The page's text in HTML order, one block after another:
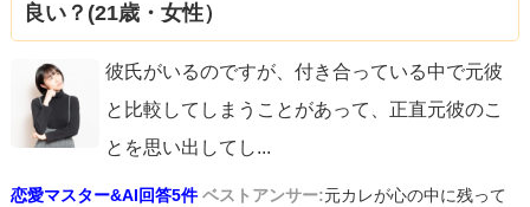
良い？(21歳・女性）
彼氏がいるのですが、付き合っている中で元彼
と比較してしまうことがあって、正直元彼のこ
とを思い出してし...
恋愛マスター&AI回答5件 ベストアンサー:元カレが心の中に残って